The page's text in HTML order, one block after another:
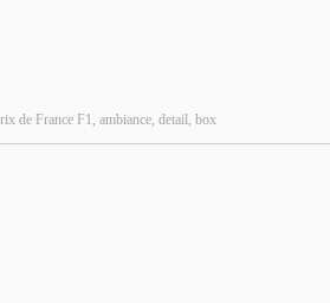
de France F1, ambiance, detail, box